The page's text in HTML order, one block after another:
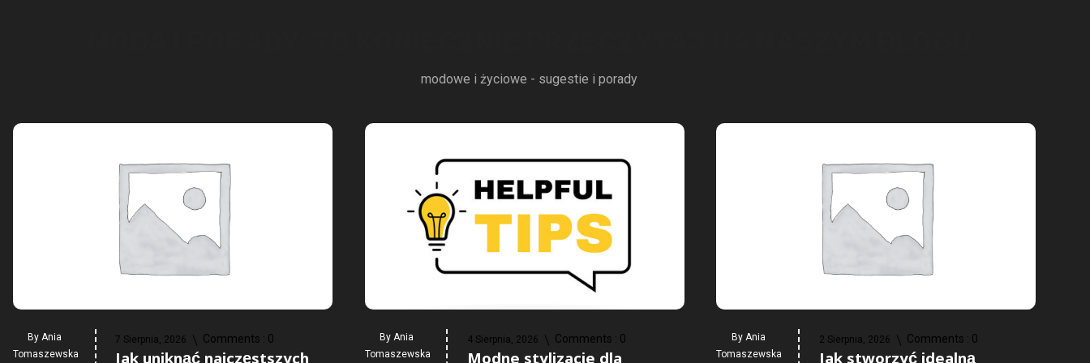
modowe i życiowe - sugestie i porady
ByAnia
Tomaszewska
7 Sierpnia, 2026 Comments : 0 By Ania
Tomaszewska
4 Sierpnia, 2026 Comments : 0 By Ania
Tomaszewska
2 Sierpnia, 2026 Comments : 0